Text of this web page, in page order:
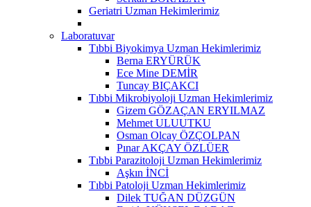
Geriatri Uzman Hekimlerimiz
Laboratuvar
Tıbbi Biyokimya Uzman Hekimlerimiz
Berna ERYÜRÜK
Ece Mine DEMİR
Tuncay BIÇAKCI
Tıbbi Mikrobiyoloji Uzman Hekimlerimiz
Gizem GÖZAÇAN ERYILMAZ
Mehmet ULUUTKU
Osman Olcay ÖZÇOLPAN
Pınar AKÇAY ÖZLÜER
Tıbbi Parazitoloji Uzman Hekimlerimiz
Aşkın İNCİ
Tıbbi Patoloji Uzman Hekimlerimiz
Dilek TUĞAN DÜZGÜN